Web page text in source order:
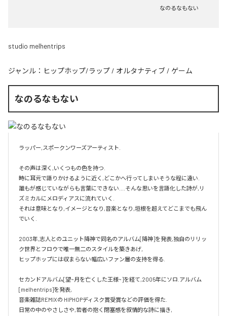
なのるなもない
studio melhentrips
ジャンル： ヒップホップ/ラップ / オルタナティブ / ゲーム
なのるなもない
ラッパー,スポークンワーズアーティスト.
その声は深く,いくつもの色を持つ.
時に耳元で語りかけるように近く,どこかへ行ってしまいそうな程に遠い.
誰もが感じていながらも言葉にできない....そんな思いを言語化した詩が,リ
ズミカルにメロディアスに流れていく.
それは意味となり,イメージとなり,音楽となり,垣根を超えてどこまでも飛ん
でいく.
2003年,志人とのユニット降神で同名のアルバム[降神]を発表,独自のリリッ
ク世界とフロウで唯一無二のスタイルを築きあげ,
ヒップホップには収まらない幅広いファン層の支持を得る.
セカンドアルバム[望~月を亡くした王様~]を経て,2005年にソロ.アルバム
[melhentrips]を発表,
音楽雑誌REMIXの HIPHOPディスク賞受賞などの評価を得た.
日常の中のやさしさや,若者の抱く閉塞感を叙情的な詩に描き,